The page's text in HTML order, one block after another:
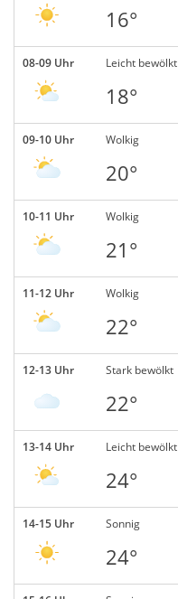
16°
08-09 Uhr Leicht bewölkt
18°
09-10 Uhr Wolkig
20°
10-11 Uhr Wolkig
21°
11-12 Uhr Wolkig
22°
12-13 Uhr Stark bewölkt
22°
13-14 Uhr Leicht bewölkt
24°
14-15 Uhr Sonnig
24°